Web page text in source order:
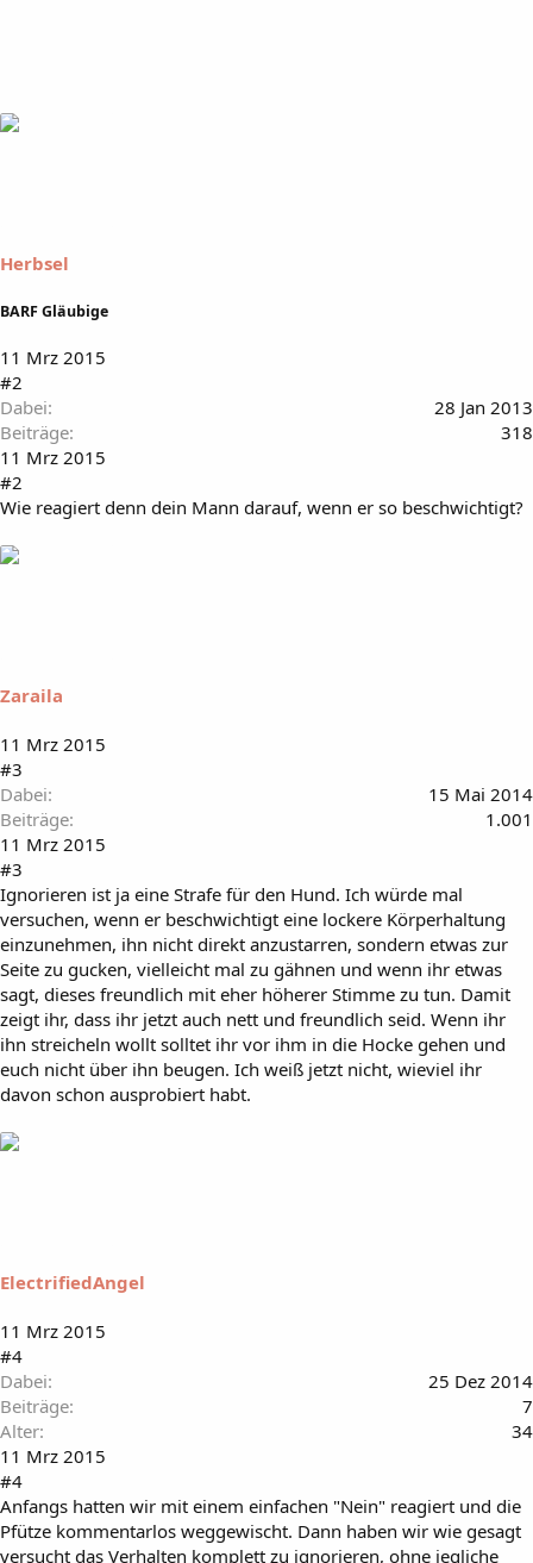
Herbsel
BARF Gläubige
11 Mrz 2015
#2
Dabei
28 Jan 2013
Beiträge
318
11 Mrz 2015
#2
Wie reagiert denn dein Mann darauf, wenn er so beschwichtigt?
Zaraila
11 Mrz 2015
#3
Dabei
15 Mai 2014
Beiträge
1.001
11 Mrz 2015
#3
Ignorieren ist ja eine Strafe für den Hund. Ich würde mal
versuchen, wenn er beschwichtigt eine lockere Körperhaltung
einzunehmen, ihn nicht direkt anzustarren, sondern etwas zur
Seite zu gucken, vielleicht mal zu gähnen und wenn ihr etwas
sagt, dieses freundlich mit eher höherer Stimme zu tun. Damit
zeigt ihr, dass ihr jetzt auch nett und freundlich seid. Wenn ihr
ihn streicheln wollt solltet ihr vor ihm in die Hocke gehen und
euch nicht über ihn beugen. Ich weiß jetzt nicht, wieviel ihr
davon schon ausprobiert habt.
ElectrifiedAngel
11 Mrz 2015
#4
Dabei
25 Dez 2014
Beiträge
7
Alter
34
11 Mrz 2015
#4
Anfangs hatten wir mit einem einfachen "Nein" reagiert und die
Pfütze kommentarlos weggewischt. Dann haben wir wie gesagt
versucht das Verhalten komplett zu ignorieren, ohne jegliche